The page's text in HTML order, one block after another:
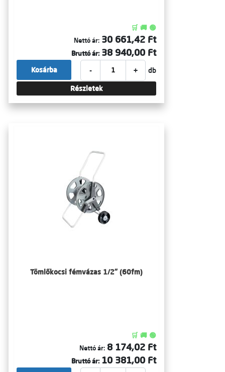
🛒 🚚 🟢
Nettó ár: 30 661,42 Ft
Bruttó ár: 38 940,00 Ft
- + db
Kosárba
Részletek
Tömlőkocsi fémvázas 1/2" (60fm)
🛒 🚚 🟢
Nettó ár: 8 174,02 Ft
Bruttó ár: 10 381,00 Ft